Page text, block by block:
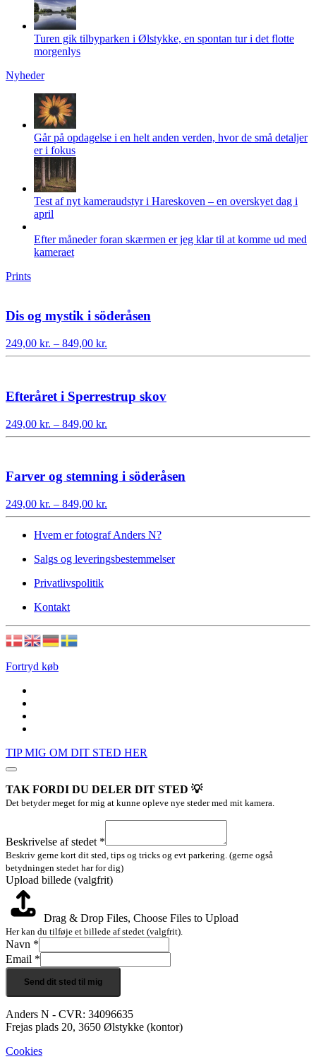
Turen gik tilbyparken i Ølstykke, en spontan tur i det flotte
morgenlys
Nyheder
Går på opdagelse i en helt anden verden, hvor de små detaljer
er i fokus
Test af nyt kameraudstyr i Hareskoven – en overskyet dag i
april
Efter måneder foran skærmen er jeg klar til at komme ud med
kameraet
Prints
Dis og mystik i söderåsen
249,00 kr. – 849,00 kr.
249,00 kr.
Efteråret i Sperrestrup skov
249,00 kr. – 849,00 kr.
249,00 kr.
Farver og stemning i söderåsen
249,00 kr. – 849,00 kr.
249,00 kr.
til
849,00 kr.
Hvem er fotograf Anders N?
Salgs og leveringsbestemmelser
Privatlivspolitik
Kontakt
Fortryd køb
TIP MIG OM DIT STED HER
TAK FORDI DU DELER DIT STED 💡
Det betyder meget for mig at kunne opleve nye steder med mit kamera.
Navn
Email
Beskrivelse af stedet *
Beskriv gerne kort dit sted, tips og tricks og evt parkering. (gerne også
betydningen stedet har for dig)
Upload billede (valgfrit)
Drag & Drop Files, Choose Files to Upload
Her kan du tilføje et billede af stedet (valgfrit).
Navn *
Email *
Send dit sted til mig
Anders N - CVR: 34096635
Frejas plads 20, 3650 Ølstykke (kontor)
Cookies